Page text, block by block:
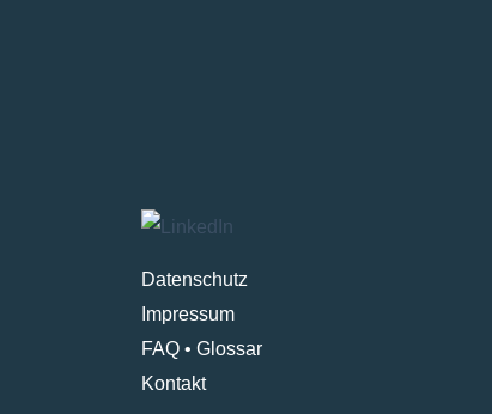
Datenschutz
Impressum
FAQ• Glossar
Kontakt